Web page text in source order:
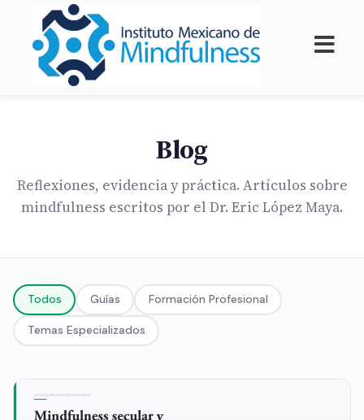
Blog
Reflexiones, evidencia y práctica. Artículos sobre
mindfulness escritos por el Dr. Eric López Maya.
Todos Guías Formación Profesional
Temas Especializados